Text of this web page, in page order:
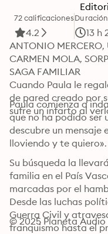
72 calificaciones
4.2
Duración
13 h
ANTONIO MERCERO,
CARMEN MOLA,
SAGA FAMILIAR
Cuando Paula le
de pared creado por
sufre un infarto al
Paula comienza a
que no ha podido ser
descubre un mensaje
lloviendo y te
Su búsqueda la
familia en el País
marcadas por el
Desde las luchas
Guerra Civil y
franquismo hasta el
© 2025 Planeta Audio